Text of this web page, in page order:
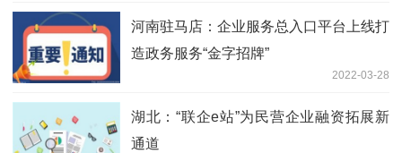
河南驻马店：企业服务总入口平台上线打
造政务服务“金字招牌”
2022-03-28
湖北：“联企e站”为民营企业融资拓展新
通道